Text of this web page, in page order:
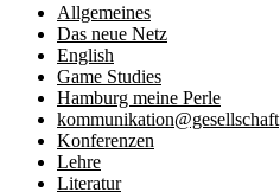
Allgemeines
Das neue Netz
English
Game Studies
Hamburg meine Perle
kommunikation@gesellschaft
Konferenzen
Lehre
Literatur